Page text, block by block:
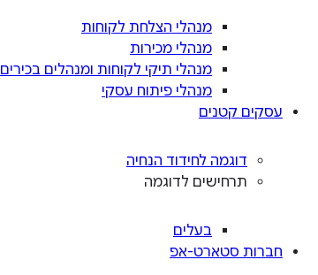
מנהלי הצלחת לקוחות
מנהלי מכירות
מנהלי תיקי לקוחות ומנהלים בכירים
מנהלי פיתוח עסקי
עסקים קטנים
דוגמה לחידוד הנחיה
תרחישים לדוגמה
בעלים
חברות סטארט-אפ